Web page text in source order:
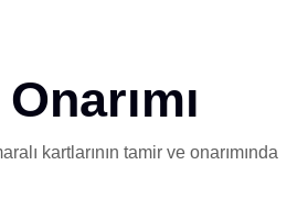
kartlarının tamir ve onarımında